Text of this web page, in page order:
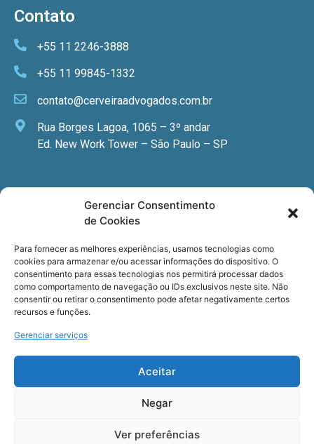
Gerenciar Consentimento
de Cookies
Para fornecer as melhores experiências, usamos tecnologias como
cookies para armazenar e/ou acessar informações do dispositivo. O
consentimento para essas tecnologias nos permitirá processar dados
como comportamento de navegação ou IDs exclusivos neste site. Não
consentir ou retirar o consentimento pode afetar negativamente certos
recursos e funções.
Gerenciar serviços
Aceitar
Negar
Ver preferências
Contato
+55 11 2246-3888
+55 11 99845-1332
contato@cerveiraadvogados.com.br
Rua Borges Lagoa, 1065 – 3º andar
Ed. New Work Tower – São Paulo – SP
Newsletter
especializadas, cursos e eventos?
Registre seu email.
Termos de usoe aPolítica de privacidade